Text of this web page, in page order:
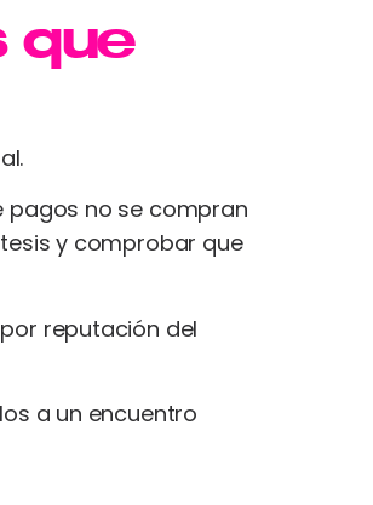
que
pagos no se compran
y comprobar que
reputación del
a un encuentro